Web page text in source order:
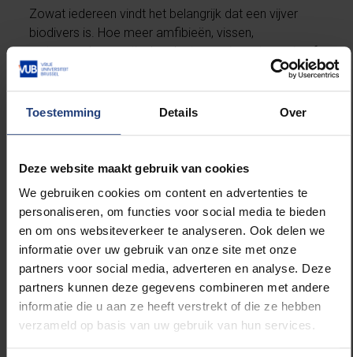
Toestemming Details Over
Deze website maakt gebruik van cookies
We gebruiken cookies om content en advertenties te
personaliseren, om functies voor social media te bieden
en om ons websiteverkeer te analyseren. Ook delen we
informatie over uw gebruik van onze site met onze
partners voor social media, adverteren en analyse. Deze
partners kunnen deze gegevens combineren met andere
informatie die u aan ze heeft verstrekt of die ze hebben
verzameld op basis van uw gebruik van hun services.
Zowat iedereen vindt het belangrijk dat een vijver
biodivers is. Hoe meer amfibieën, vissen,
watervogels, aquatische planten, en insecten er in of
nabij leven, hoe liever ze het hebben. Voor alle
ondervraagde soorten gaf meer dan 50% aan dat
een vijver niet biodivers genoeg kan zijn. Uit de
mensen voor het aanleggen van nieuwe en het
voor bijna alle opgegeven risico’s (bv. lawaai, geur,
overstroming, invasieve soorten, gezondheidsrisico’s,
beheerskosten,…) aan dat ze voor hen
verwaarloosbaar zijn. Slechts voor één categorie
(bijtende insecten) geeft meer dan 25% aan dat er
een hoog of zeer hoog risico mee geassocieerd is.
voordelen van stedelijke vijvers veel zwaarder wegen